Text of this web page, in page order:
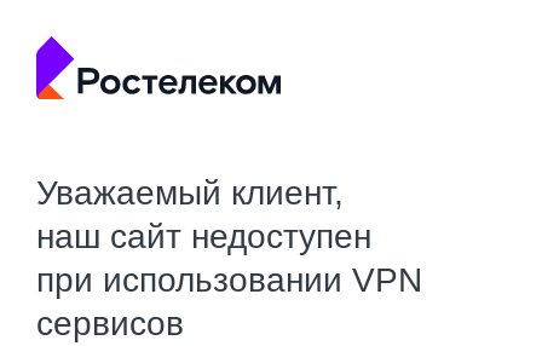
Уважаемый клиент,
наш сайт недоступен
при использовании VPN
сервисов